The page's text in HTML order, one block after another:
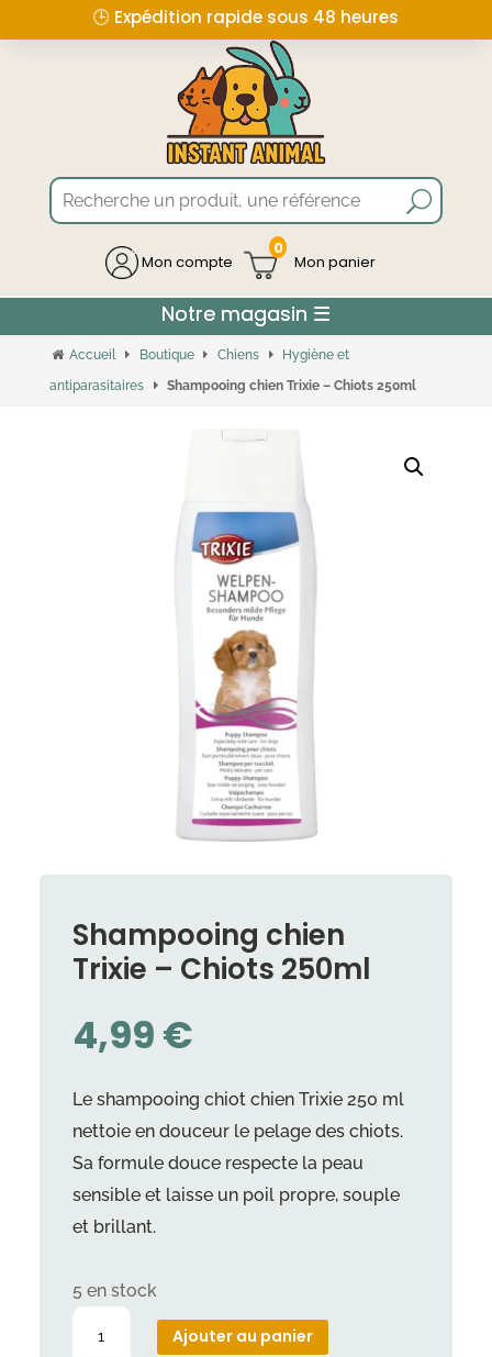
🕒 Expédition rapide sous 48 heures
Mon compte
0
Accueil Boutique Chiens
Hygiène et
antiparasitaires
Shampooing chien Trixie – Chiots 250ml
Shampooing chien
Trixie – Chiots 250ml
4,99€
Le shampooing chiot chien Trixie 250 ml
nettoie en douceur le pelage des chiots.
Sa formule douce respecte la peau
sensible et laisse un poil propre, souple
et brillant.
5 en stock
Ajouter au panier